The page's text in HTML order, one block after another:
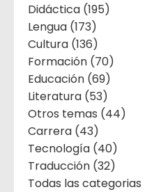
Didáctica (195)
Lengua (173)
Cultura (136)
Formación (70)
Educación (69)
Literatura (53)
Otros temas (44)
Carrera (43)
Tecnología (40)
Traducción (32)
Todas las categorias